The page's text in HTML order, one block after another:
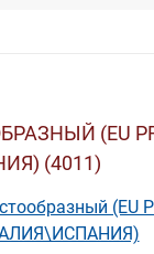
(EU
(4011)